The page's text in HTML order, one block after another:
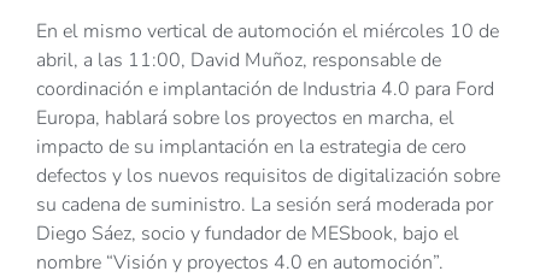
En el mismo vertical de automoción el miércoles 10 de
abril, a las 11:00, David Muñoz, responsable de
coordinación e implantación de Industria 4.0 para Ford
Europa, hablará sobre los proyectos en marcha, el
impacto de su implantación en la estrategia de cero
defectos y los nuevos requisitos de digitalización sobre
su cadena de suministro. La sesión será moderada por
Diego Sáez, socio y fundador de MESbook, bajo el
nombre “Visión y proyectos 4.0 en automoción”.